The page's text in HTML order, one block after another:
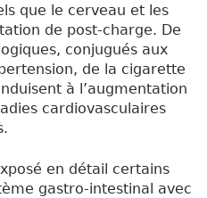
que le cerveau et les
de post-charge. De
conjugués aux
de la cigarette
à l’augmentation
cardiovasculaires
en détail certains
gastro-intestinal avec